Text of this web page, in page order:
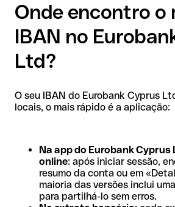
Onde encontro o
IBAN no
Ltd?
O seu IBAN do Eurobank Cyprus
locais, o mais rápido é a aplicação:
Na app do Eurobank Cyprus
online: após iniciar sessão,
resumo da conta ou em
maioria das versões inclui
para partilhá-lo sem erros.